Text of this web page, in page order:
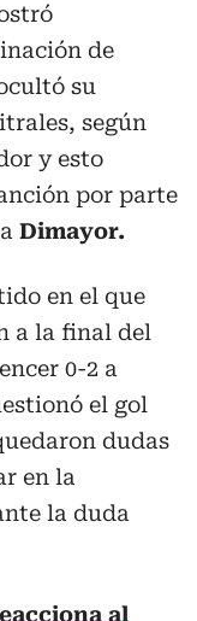
de
su
según
y esto
por parte
Dimayor.
en el que
a la final del
0-2 a
el gol
dudas
en la
la duda
al